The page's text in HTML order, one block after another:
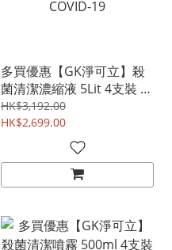
多買優惠【GK淨可立】殺
菌清潔濃縮液 5Lit 4支裝 殺
滅病毒|除菌|抗菌|幼兒適
用|寵物適用|抗流感|環
保|有效殺滅新型冠狀病毒
COVID-19
HK$3,192.00
HK$2,699.00